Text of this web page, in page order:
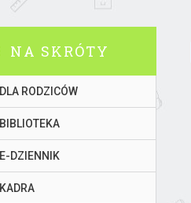
NA SKRÓTY
DLA RODZICÓW
BIBLIOTEKA
E-DZIENNIK
KADRA